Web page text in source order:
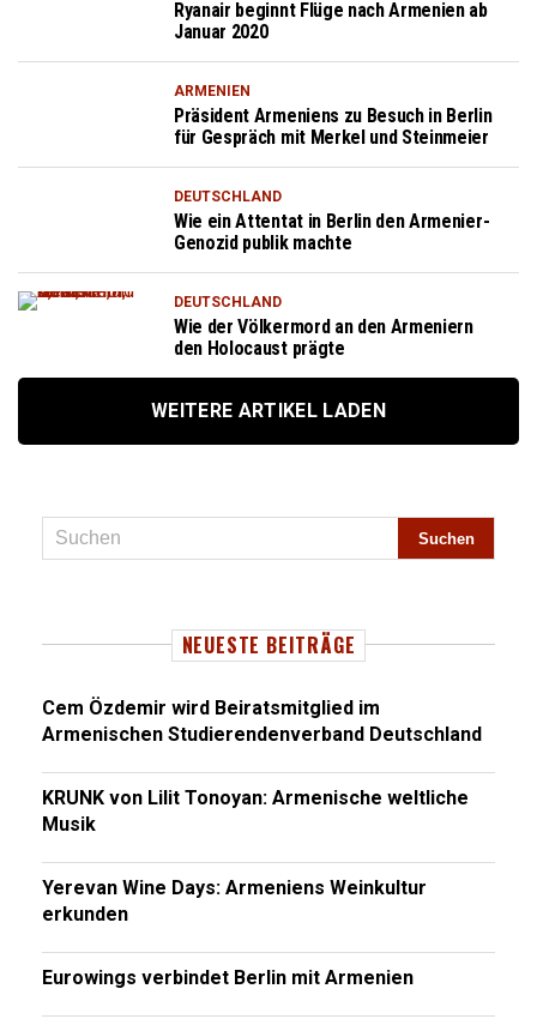
Ryanair beginnt Flüge nach Armenien ab
Januar 2020
ARMENIEN
Präsident Armeniens zu Besuch in Berlin
für Gespräch mit Merkel und Steinmeier
DEUTSCHLAND
Wie ein Attentat in Berlin den Armenier-
Genozid publik machte
DEUTSCHLAND
Wie der Völkermord an den Armeniern
den Holocaust prägte
WEITERE ARTIKEL LADEN
NEUESTE BEITRÄGE
Cem Özdemir wird Beiratsmitglied im
Armenischen Studierendenverband Deutschland
KRUNK von Lilit Tonoyan: Armenische weltliche
Musik
Yerevan Wine Days: Armeniens Weinkultur
erkunden
Eurowings verbindet Berlin mit Armenien